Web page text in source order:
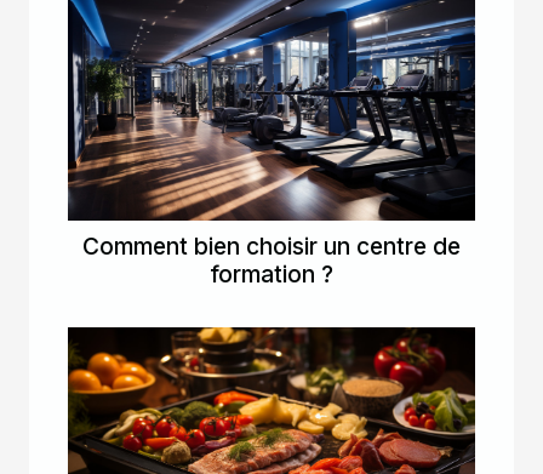
Comment bien choisir un centre de
formation ?